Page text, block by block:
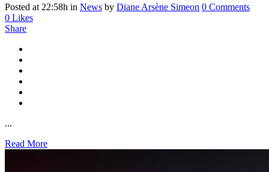
Posted at 22:58h in News by Diane Arsène Simeon 0 Comments
0 Likes
Share
...
Read More